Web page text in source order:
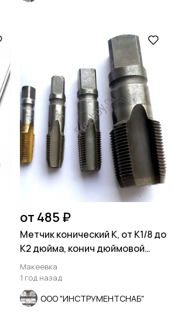
от 485 ₽
Метчик конический К, от К1/8 до
К2 дюйма, конич дюймовой
резьба, асорт
Макеевка
1 год назад
ООО "ИНСТРУМЕНТСНАБ"